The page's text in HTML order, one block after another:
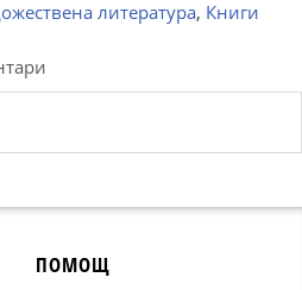
литература, Книги
ПОМОЩ